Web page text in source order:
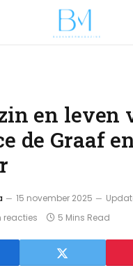
en leven
de Graaf
15 november 2025
reacties 5 Mins Read